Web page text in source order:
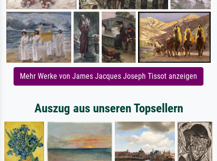
Mehr Werke von James Jacques Joseph Tissot anzeigen
Auszug aus unseren Topsellern